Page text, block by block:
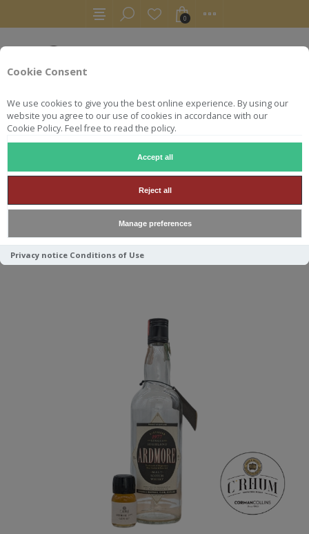
Cookie Consent
We use cookies to give you the best online experience. By using our
website you agree to our use of cookies in accordance with our
Cookie Policy. Feel free to read the policy.
Accept all
Reject all
Manage preferences
Privacy notice Conditions of Use
0
SAMPLE 3CL ARDMORE 1977
G&M 40°